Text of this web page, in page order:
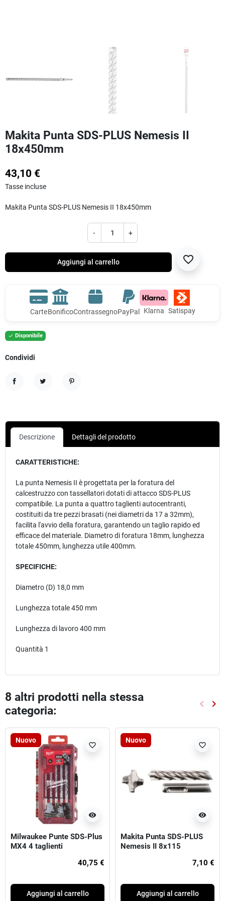
Makita Punta SDS-PLUS Nemesis II
18x450mm
43,10 €
Tasse incluse
Makita Punta SDS-PLUS Nemesis II 18x450mm
- +
Aggiungi al carrello favorite_border
CarteBonificoContrassegnoPayPal Klarna Satispay
 Disponibile
Condividi
Descrizione Dettagli del prodotto
CARATTERISTICHE:
La punta Nemesis II è progettata per la foratura del
calcestruzzo con tassellatori dotati di attacco SDS-PLUS
compatibile. La punta a quattro taglienti autocentranti,
costituiti da tre pezzi brasati (nei diametri da 17 a 32mm),
facilita l'avvio della foratura, garantendo un taglio rapido ed
efficace del materiale. Diametro di foratura 18mm, lunghezza
totale 450mm, lunghezza utile 400mm.
SPECIFICHE:
Diametro (D) 18,0 mm
Lunghezza totale 450 mm
Lunghezza di lavoro 400 mm
Quantità 1
8 altri prodotti nella stessa
categoria:
keyboard_arrow_left keyboard_arrow_right
Nuovo
visibility
favorite_border
Milwaukee Punte SDS-Plus
MX4 4 taglienti
40,75 €
Aggiungi al carrello
Nuovo
visibility
favorite_border
Makita Punta SDS-PLUS
Nemesis II 8x115
7,10 €
Aggiungi al carrello